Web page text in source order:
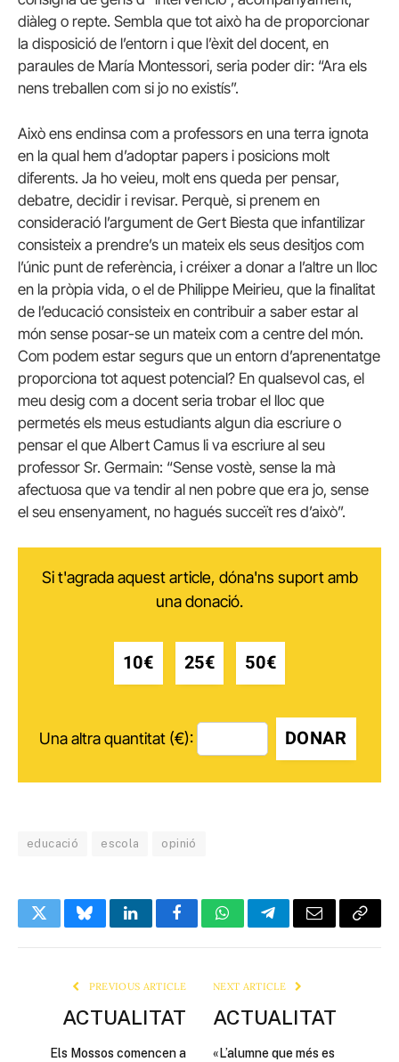
diàleg o repte. Sembla que tot això ha de proporcionar
la disposició de l’entorn i que l’èxit del docent, en
paraules de María Montessori, seria poder dir: “Ara els
nens treballen com si jo no existís”.
Això ens endinsa com a professors en una terra ignota
en la qual hem d’adoptar papers i posicions molt
diferents. Ja ho veieu, molt ens queda per pensar,
debatre, decidir i revisar. Perquè, si prenem en
consideració l’argument de Gert Biesta que infantilizar
consisteix a prendre’s un mateix els seus desitjos com
l’únic punt de referència, i créixer a donar a l’altre un lloc
en la pròpia vida, o el de Philippe Meirieu, que la finalitat
de l’educació consisteix en contribuir a saber estar al
món sense posar-se un mateix com a centre del món.
Com podem estar segurs que un entorn d’aprenentatge
proporciona tot aquest potencial? En qualsevol cas, el
meu desig com a docent seria trobar el lloc que
permetés els meus estudiants algun dia escriure o
pensar el que Albert Camus li va escriure al seu
professor Sr. Germain: “Sense vostè, sense la mà
afectuosa que va tendir al nen pobre que era jo, sense
el seu ensenyament, no hagués succeït res d’això”.
Si t'agrada aquest article, dóna'ns suport amb
una donació.
10€ 25€ 50€
Una altra quantitat (€): DONAR
educació escola opinió
TwitterBlueskyLinkedInFacebookWhatsAppTelegramEmail Copy
PREVIOUS ARTICLE
ACTUALITAT
Els Mossos comencen a
NEXT ARTICLE
ACTUALITAT
«L’alumne que més es